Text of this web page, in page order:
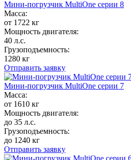
Мини-погрузчик MultiОne серии 8
Масса:
от 1722 кг
Мощность двигателя:
40 л.с.
Грузоподъемность:
1280 кг
Отправить заявку
Мини-погрузчик MultiОne серии 7
Масса:
от 1610 кг
Мощность двигателя:
до 35 л.с.
Грузоподъемность:
до 1240 кг
Отправить заявку